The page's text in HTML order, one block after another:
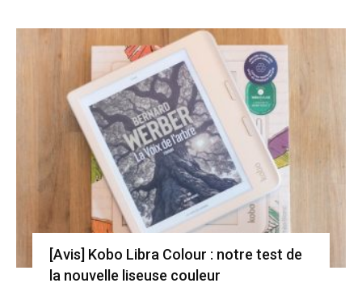
[Avis] Kobo Libra Colour : notre test de
la nouvelle liseuse couleur